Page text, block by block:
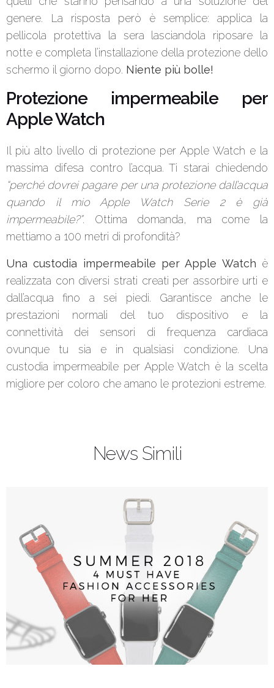
genere. La risposta però è semplice: applica la
pellicola protettiva la sera lasciandola riposare la
notte e completa l’installazione della protezione dello
schermo il giorno dopo. Niente più bolle!
Protezione impermeabile per
Apple Watch
Il più alto livello di protezione per Apple Watch e la
massima difesa contro l’acqua. Ti starai chiedendo
“perché dovrei pagare per una protezione dall’acqua
quando il mio Apple Watch Serie 2 è già
impermeabile?”. Ottima domanda, ma come la
mettiamo a 100 metri di profondità?
Una custodia impermeabile per Apple Watch è
realizzata con diversi strati creati per assorbire urti e
dall’acqua fino a sei piedi. Garantisce anche le
prestazioni normali del tuo dispositivo e la
connettività dei sensori di frequenza cardiaca
ovunque tu sia e in qualsiasi condizione. Una
custodia impermeabile per Apple Watch è la scelta
migliore per coloro che amano le protezioni estreme.
News Simili